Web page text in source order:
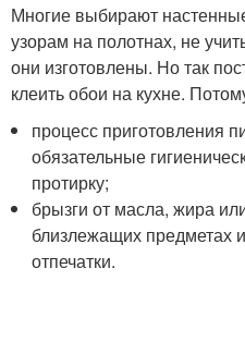
Многие выбирают
узорам на полотнах, не
они изготовлены. Но так
клеить обои на кухне.
процесс приготовления
обязательные
протирку;
брызги от масла, жира
близлежащих предметах
отпечатки.